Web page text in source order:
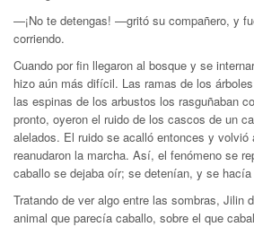
—¡No te detengas! —gritó su compañero, y
corriendo.
Cuando por fin llegaron al bosque y se
hizo aún más difícil. Las ramas de los
las espinas de los arbustos los rasguñaban
pronto, oyeron el ruido de los cascos de un
alelados. El ruido se acalló entonces y volvió
reanudaron la marcha. Así, el fenómeno se
caballo se dejaba oír; se detenían, y se
Tratando de ver algo entre las sombras, Jilin
animal que parecía caballo, sobre el que